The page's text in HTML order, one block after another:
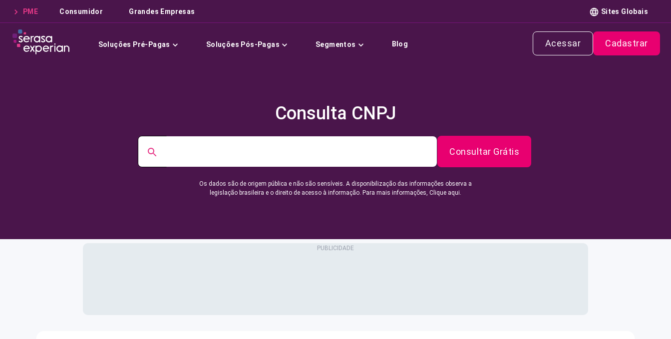
PME Consumidor Grandes Empresas Sites Globais
Soluções Pré-Pagas Soluções Pós-Pagas Segmentos Blog Acessar Cadastrar
Consulta CNPJ
Consultar Grátis
Os dados são de origem pública e não são sensíveis. A disponibilização das informações observa a
legislação brasileira e o direito de acesso à informação. Para mais informações, Clique aqui.